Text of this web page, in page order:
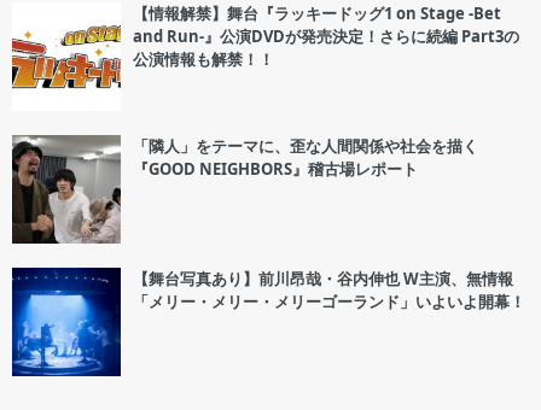
【情報解禁】舞台『ラッキードッグ1 on Stage -Bet
and Run-』公演DVDが発売決定！さらに続編 Part3の
公演情報も解禁！！
「隣人」をテーマに、歪な人間関係や社会を描く
『GOOD NEIGHBORS』稽古場レポート
【舞台写真あり】前川昂哉・谷内伸也 W主演、無情報
「メリー・メリー・メリーゴーランド」いよいよ開幕！